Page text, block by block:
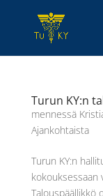
Turun KY:n
mennessä
Ajankohtaista
Turun KY:n
kokouksessaan
Talouspäällikkö